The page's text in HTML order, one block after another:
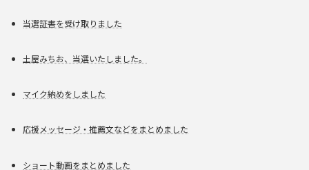
当選証書を受け取りました
土屋みちお、当選いたしました。
マイク納めをしました
応援メッセージ・推薦文などをまとめました
ショート動画をまとめました